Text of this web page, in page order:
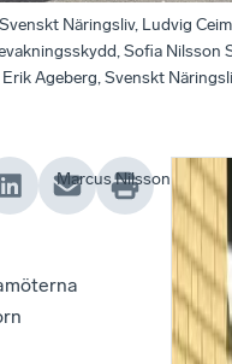
Näringsliv, Ludvig
Sofia Nilsson
Ageberg, Svenskt
Marcus Nilsson